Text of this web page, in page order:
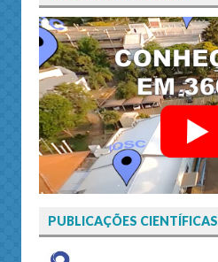
PUBLICAÇÕES CIENTÍFICAS